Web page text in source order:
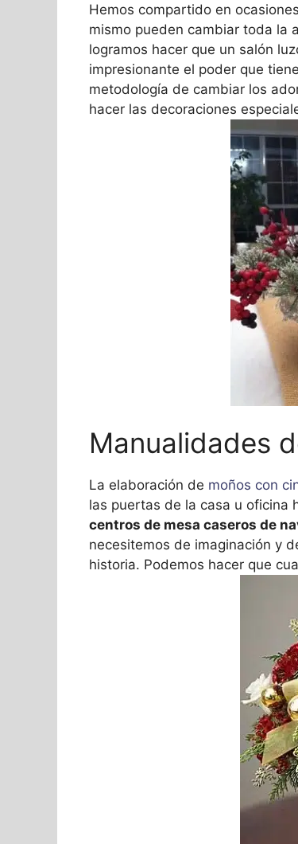
Hemos compartido en
mismo pueden cambiar toda la
logramos hacer que un salón
impresionante el poder que
metodología de cambiar los
hacer las decoraciones
Manualidades
La elaboración de moños con
las puertas de la casa u oficina
centros de mesa caseros de
necesitemos de imaginación y
historia. Podemos hacer que